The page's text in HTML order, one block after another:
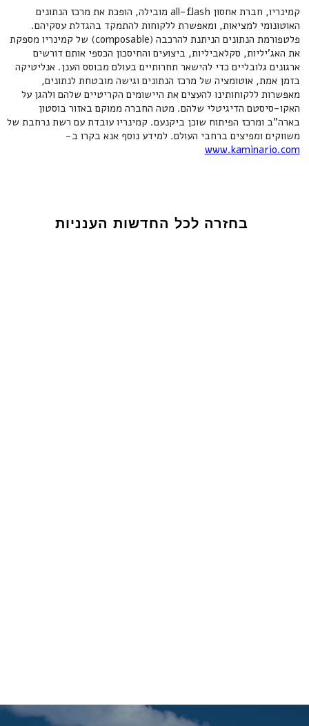
קמינריו, חברת אחסון all-flash מובילה, הופכת את מרכז הנתונים
האוטונומי למציאות, ומאפשרת ללקוחות להתמקד בהגדלת עסקיהם.
פלטפורמת הנתונים הניתנת להרכבה (composable) של קמינריו מספקת
את האג'יליות, סקלאביליות, ביצועים והחיסכון הכספי אותם דורשים
ארגונים גלובליים כדי להישאר תחרותיים בעולם מבוסס הענן. אנליטיקה
בזמן אמת, אוטומציה של מרכז הנתונים וגישה מובטחת לנתונים,
מאפשרות ללקוחותינו להעצים את היישומים הקריטיים שלהם ולהגן על
האקו-סיסטם הדיגיטלי שלהם. מטה החברה ממוקם באזור בוסטון
בארה"ב ומרכז הפיתוח שוכן ביקנעם. קמינריו עובדת עם רשת נרחבת של
משווקים ומפיצים ברחבי העולם. למידע נוסף אנא בקרו ב-
www.kaminario.com
בחזרה לכל החדשות הענניות